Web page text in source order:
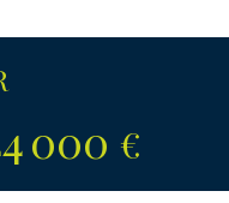
000 €